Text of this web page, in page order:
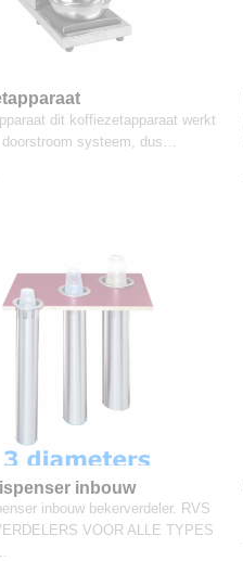
dit koffiezetapparaat werkt
systeem, dus…
inbouw
inbouw bekerverdeler. RVS
VOOR ALLE TYPES